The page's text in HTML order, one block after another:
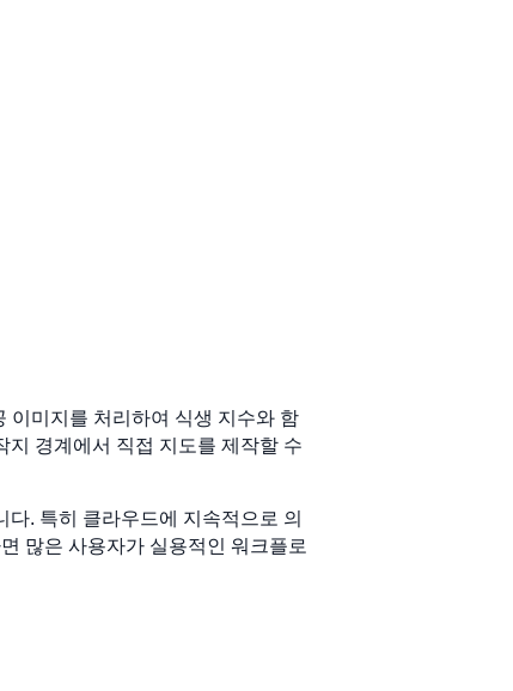
이미지를 처리하여 식생 지수와 함
경계에서 직접 지도를 제작할 수
. 특히 클라우드에 지속적으로 의
많은 사용자가 실용적인 워크플로